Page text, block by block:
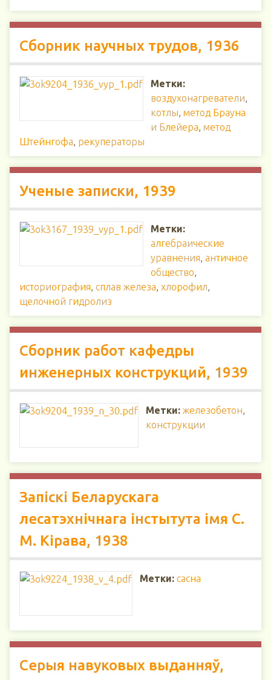
Сборник научных трудов, 1936
Метки:
воздухонагреватели,
котлы, метод Брауна
и Блейера, метод
Штейнгофа, рекуператоры
Ученые записки, 1939
Метки:
алгебраические
уравнения, античное
общество,
историография, сплав железа, хлорофил,
щелочной гидролиз
Сборник работ кафедры
инженерных конструкций, 1939
Метки: железобетон,
конструкции
Запіскі Беларускага
лесатэхнічнага інстытута імя С.
М. Кірава, 1938
Метки: сасна
Серыя навуковых выданняў,